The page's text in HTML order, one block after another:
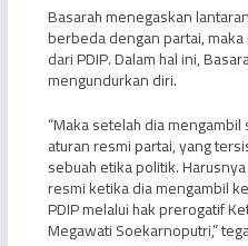
Basarah menegaskan
berbeda dengan partai,
dari PDIP. Dalam hal ini,
mengundurkan diri.
“Maka setelah dia
aturan resmi partai, yang
sebuah etika politik.
resmi ketika dia mengambil
PDIP melalui hak prerogatif
Megawati Soekarnoputri,”